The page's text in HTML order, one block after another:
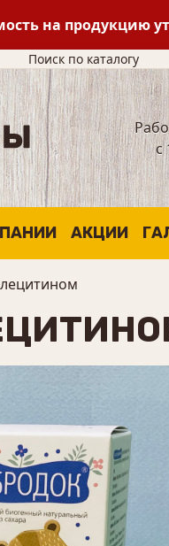
на продукцию
Поиск по каталогу
с
АКЦИИ